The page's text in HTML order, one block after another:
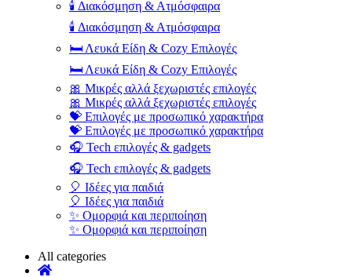
🕯️ Διακόσμηση & Ατμόσφαιρα
🕯️ Διακόσμηση & Ατμόσφαιρα
🛏️ Λευκά Είδη & Cozy Επιλογές
🛏️ Λευκά Είδη & Cozy Επιλογές
🎀 Μικρές αλλά ξεχωριστές επιλογές
🎀 Μικρές αλλά ξεχωριστές επιλογές
💝 Επιλογές με προσωπικό χαρακτήρα
💝 Επιλογές με προσωπικό χαρακτήρα
🎧 Tech επιλογές & gadgets
🎧 Tech επιλογές & gadgets
🎈 Ιδέες για παιδιά
🎈 Ιδέες για παιδιά
✨ Ομορφιά και περιποίηση
✨ Ομορφιά και περιποίηση
All categories